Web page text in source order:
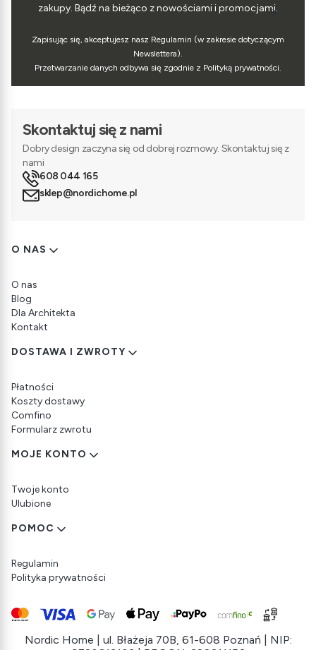
zakupy. Bądź na bieżąco z nowościami i promocjami.
Zapisując się, akceptujesz nasz Regulamin (w zakresie dotyczącym
Newslettera).
Przetwarzanie danych odbywa się zgodnie z Polityką prywatności.
Skontaktuj się z nami
Dobry design zaczyna się od dobrej rozmowy. Skontaktuj się z
nami
608 044 165
sklep@nordichome.pl
Linki w stopce
O NAS
O nas
Blog
Dla Architekta
Kontakt
DOSTAWA I ZWROTY
Płatności
Koszty dostawy
Comfino
Formularz zwrotu
MOJE KONTO
Twoje konto
Ulubione
POMOC
Regulamin
Polityka prywatności
Nordic Home | ul. Błażeja 70B, 61-608 Poznań | NIP: